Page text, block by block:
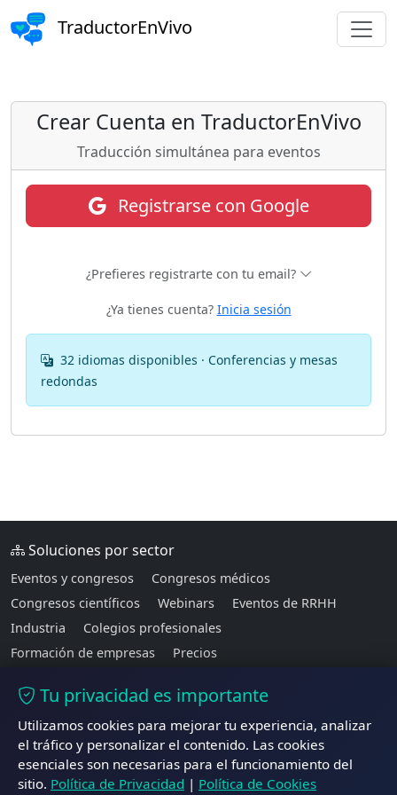
TraductorEnVivo
Crear Cuenta en TraductorEnVivo
Traducción simultánea para eventos
Registrarse con Google
¿Prefieres registrarte con tu email?
¿Ya tienes cuenta? Inicia sesión
32 idiomas disponibles · Conferencias y mesas
redondas
Soluciones por sector
Eventos y congresos
Congresos médicos
Congresos científicos
Webinars
Eventos de RRHH
Industria
Colegios profesionales
Formación de empresas
Precios
TraductorEnVivo
Traducción de voz en tiempo real para una
comunicación sin barreras.
© 2026 TraductorEnVivo. Todos los derechos
Tu privacidad es importante
Utilizamos cookies para mejorar tu experiencia, analizar
el tráfico y personalizar el contenido. Las cookies
esenciales son necesarias para el funcionamiento del
sitio. Política de Privacidad | Política de Cookies